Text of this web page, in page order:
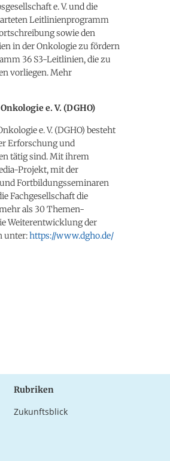
e. V. und die
Leitlinienprogramm
sowie den
in der Onkologie zu fördern
36 S3-Leitlinien, die zu
vorliegen. Mehr
e. V. (DGHO)
e. V. (DGHO) besteht
Erforschung und
tätig sind. Mit ihrem
Projekt, mit der
Fortbildungsseminaren
Fachgesellschaft die
als 30 Themen-
Weiterentwicklung der
unter:https://www.dgho.de/
Rubriken
Zukunftsblick